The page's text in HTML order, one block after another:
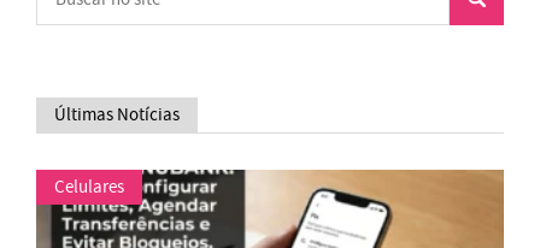
Últimas Notícias
Celulares